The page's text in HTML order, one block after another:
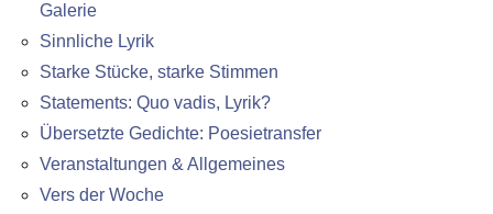
Galerie
Sinnliche Lyrik
Starke Stücke, starke Stimmen
Statements: Quo vadis, Lyrik?
Übersetzte Gedichte: Poesietransfer
Veranstaltungen & Allgemeines
Vers der Woche